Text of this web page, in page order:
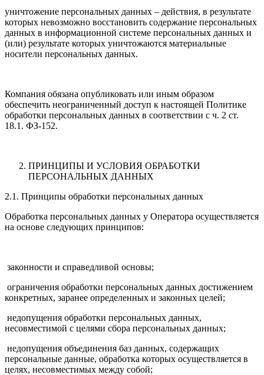
уничтожение персональных данных – действия, в результате
которых невозможно восстановить содержание персональных
данных в информационной системе персональных данных и
(или) результате которых уничтожаются материальные
носители персональных данных.
Компания обязана опубликовать или иным образом
обеспечить неограниченный доступ к настоящей Политике
обработки персональных данных в соответствии с ч. 2 ст.
18.1. ФЗ-152.
ПРИНЦИПЫ И УСЛОВИЯ ОБРАБОТКИ
ПЕРСОНАЛЬНЫХ ДАННЫХ
2.1. Принципы обработки персональных данных
Обработка персональных данных у Оператора осуществляется
на основе следующих принципов:
законности и справедливой основы;
ограничения обработки персональных данных достижением
конкретных, заранее определенных и законных целей;
недопущения обработки персональных данных,
несовместимой с целями сбора персональных данных;
недопущения объединения баз данных, содержащих
персональные данные, обработка которых осуществляется в
целях, несовместимых между собой;